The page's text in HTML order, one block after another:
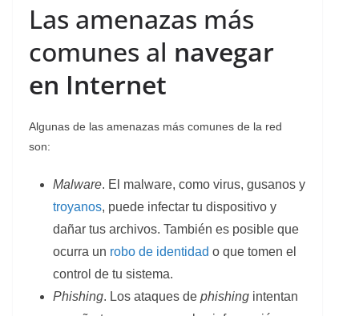
Las amenazas más
comunes al navegar
en Internet
Algunas de las amenazas más comunes de la red
son:
Malware. El malware, como virus, gusanos y
troyanos, puede infectar tu dispositivo y
dañar tus archivos. También es posible que
ocurra un robo de identidad o que tomen el
control de tu sistema.
Phishing. Los ataques de phishing intentan